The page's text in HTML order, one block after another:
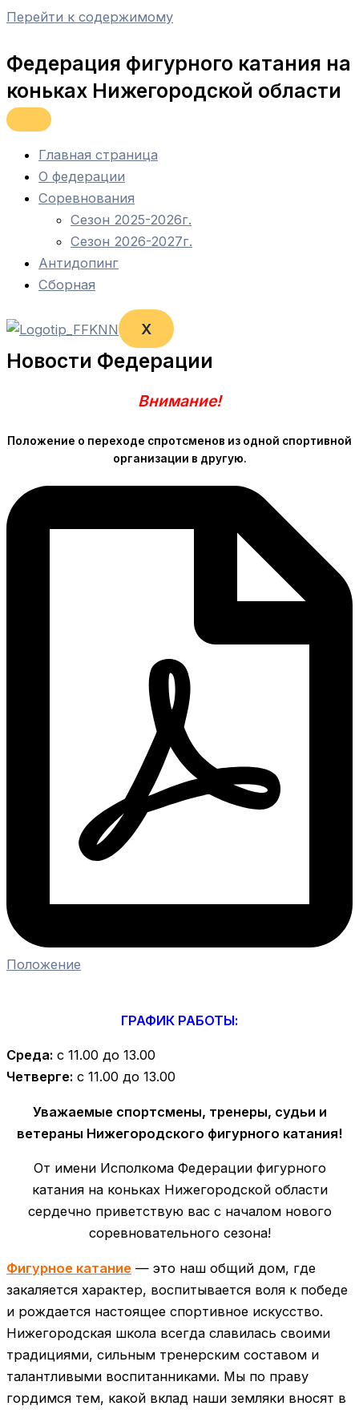
Перейти к содержимому
Федерация фигурного катания на
коньках Нижегородской области
Главная страница
О федерации
Соревнования
Сезон 2025-2026г.
Сезон 2026-2027г.
Антидопинг
Сборная
X
Новости Федерации
Внимание!
Положение о переходе спротсменов из одной спортивной
организации в другую.
Положение
ГРАФИК РАБОТЫ:
Среда: с 11.00 до 13.00
Четверге: с 11.00 до 13.00
Уважаемые спортсмены, тренеры, судьи и
ветераны Нижегородского фигурного катания!
От имени Исполкома Федерации фигурного
катания на коньках Нижегородской области
сердечно приветствую вас с началом нового
соревновательного сезона!
Фигурное катание — это наш общий дом, где
закаляется характер, воспитывается воля к победе
и рождается настоящее спортивное искусство.
Нижегородская школа всегда славилась своими
традициями, сильным тренерским составом и
талантливыми воспитанниками. Мы по праву
гордимся тем, какой вклад наши земляки вносят в